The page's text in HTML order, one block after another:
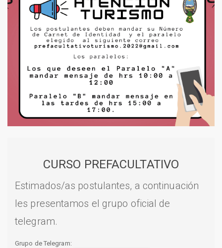
CURSO PREFACULTATIVO
Estimados/as postulantes, a continuación
les presentamos el grupo oficial de
telegram.
Grupo de Telegram: